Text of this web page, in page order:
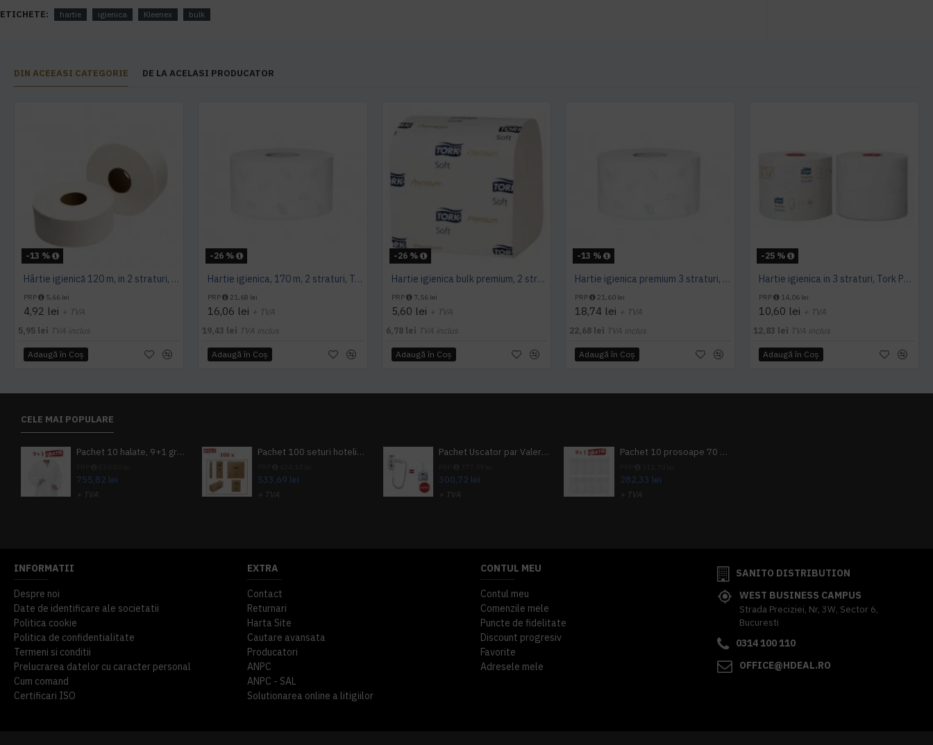
ETICHETE: hartie igienica Kleenex bulk
DIN ACEEASI CATEGORIE DE LA ACELASI PRODUCATOR
-13 %
Hârtie igienică 120 m, in 2 straturi, extra albă, Mini Jumbo, AQAS
PRP 5,66 lei
4,92 lei + TVA
5,95 lei TVA inclus
Adaugă în Coş
-26 %
Hartie igienica, 170 m, 2 straturi, Tork
PRP 21,68 lei
16,06 lei + TVA
19,43 lei TVA inclus
Adaugă în Coş
-26 %
Hartie igienica bulk premium, 2 straturi 252 buc / pachet, Tork
PRP 7,56 lei
5,60 lei + TVA
6,78 lei TVA inclus
Adaugă în Coş
-13 %
Hartie igienica premium 3 straturi, 120 m / rola, Tork
PRP 21,60 lei
18,74 lei + TVA
22,68 lei TVA inclus
Adaugă în Coş
-25 %
Hartie igienica in 3 straturi, Tork Premium Extra Soft, T6, 70 m/rola
PRP 14,06 lei
10,60 lei + TVA
12,83 lei TVA inclus
Adaugă în Coş
CELE MAI POPULARE
Pachet 10 halate, 9+1 gratuit
755,82 lei
+ TVA
Pachet 100 seturi hoteliere, set dentar, set barbierit, casca de dus, pila unghii, set cusut
533,69 lei
+ TVA
Pachet Uscator par Valera Action Super Plus + GRATUIT Sampon si gel de dus Tork
300,72 lei
+ TVA
Pachet 10 prosoape 70 x 140cm 9 + 1 gratuit
282,33 lei
+ TVA
INFORMATII
Despre noi
Date de identificare ale societatii
Politica cookie
Politica de confidentialitate
Termeni si conditii
Prelucrarea datelor cu caracter personal
Cum comand
Certificari ISO
EXTRA
Contact
Returnari
Harta Site
Cautare avansata
Producatori
ANPC
ANPC - SAL
Solutionarea online a litigiilor
CONTUL MEU
Contul meu
Comenzile mele
Puncte de fidelitate
Discount progresiv
Favorite
Adresele mele
SANITO DISTRIBUTION
WEST BUSINESS CAMPUS
Strada Preciziei, Nr, 3W, Sector 6,
Bucuresti
0314 100 110
OFFICE@HDEAL.RO